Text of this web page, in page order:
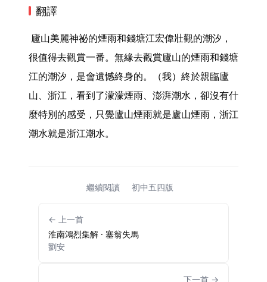
翻譯
很值得去觀賞一番。無緣去觀賞廬山的煙雨和錢塘
江的潮汐，是會遺憾終身的。（我）終於親臨廬
山、浙江，看到了濛濛煙雨、澎湃潮水，卻沒有什
麼特別的感受，只覺廬山煙雨就是廬山煙雨，浙江
潮水就是浙江潮水。
繼續閱讀 初中五四版
← 上一首
淮南鴻烈集解 · 塞翁失馬
劉安
下一首 →